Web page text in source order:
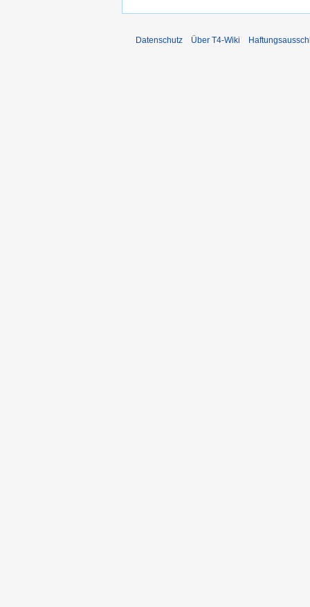
Datenschutz Über T4-Wiki